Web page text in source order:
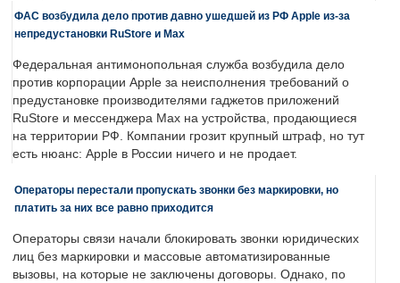
ФАС возбудила дело против давно ушедшей из РФ Apple из-за
непредустановки RuStore и Max
Федеральная антимонопольная служба возбудила дело
против корпорации Apple за неисполнения требований о
предустановке производителями гаджетов приложений
RuStore и мессенджера Max на устройства, продающиеся
на территории РФ. Компании грозит крупный штраф, но тут
есть нюанс: Apple в России ничего и не продает.
Операторы перестали пропускать звонки без маркировки, но
платить за них все равно приходится
Операторы связи начали блокировать звонки юридических
лиц без маркировки и массовые автоматизированные
вызовы, на которые не заключены договоры. Однако, по